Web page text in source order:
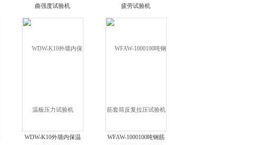
曲强度试验机
疲劳试验机
WDW-K10外墙内保温
WFAW-1000100吨钢筋